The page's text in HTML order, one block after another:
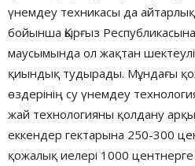
үнемдеу техникасы да
бойынша Қырғыз Республикасына
маусымында ол жақтан шектеулі
қиындық тудырады. Мұндағы
өздерінің су үнемдеу
жай технологияны қолдану
еккендер гектарына 250-300
қожалық иелері 1000